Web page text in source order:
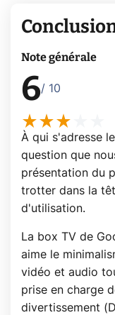
Note générale
6/ 10
À qui s'adresse
question que
présentation du
trotter dans la
d'utilisation.
La box TV de
aime le
vidéo et audio
prise en charge
divertissement